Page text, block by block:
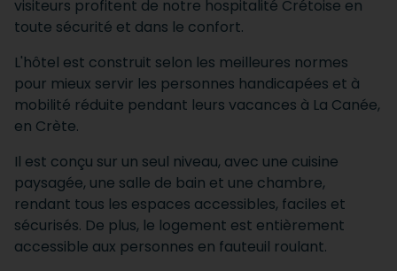
visiteurs profitent de notre hospitalité Crétoise en
toute sécurité et dans le confort.
L'hôtel est construit selon les meilleures normes
pour mieux servir les personnes handicapées et à
mobilité réduite pendant leurs vacances à La Canée,
en Crète.
Il est conçu sur un seul niveau, avec une cuisine
paysagée, une salle de bain et une chambre,
rendant tous les espaces accessibles, faciles et
sécurisés. De plus, le logement est entièrement
accessible aux personnes en fauteuil roulant.